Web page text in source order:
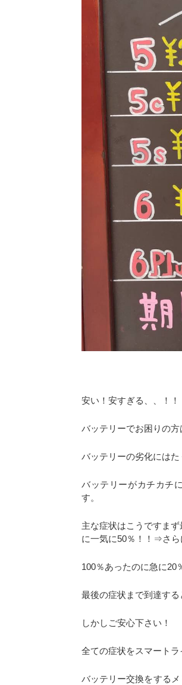
安い！安すぎる、、！！
バッテリーでお困りの
バッテリーの劣化には
バッテリーがカチカチ
す。
主な症状はこうですま
に一気に50％！！⇒さら
100％あったのに急に
最後の症状まで到達す
しかしご安心下さい！
全ての症状をスマートラ
バッテリー交換をする